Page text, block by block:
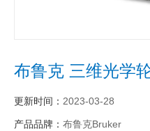
布鲁克 三维光学
更新时间： 2023-03-28
产品品牌： 布鲁克Bruker